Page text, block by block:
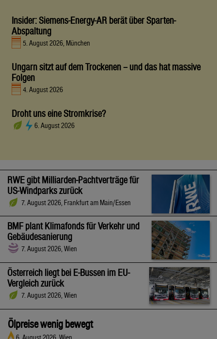
Insider: Siemens-Energy-AR berät über Sparten-
Abspaltung
5. August 2026, München
Ungarn sitzt auf dem Trockenen – und das hat massive
Folgen
4. August 2026
Droht uns eine Stromkrise?
6. August 2026
RWE gibt Milliarden-Pachtverträge für
US-Windparks zurück
7. August 2026, Frankfurt am Main/Essen
BMF plant Klimafonds für Verkehr und
Gebäudesanierung
7. August 2026, Wien
Österreich liegt bei E-Bussen im EU-
Vergleich zurück
7. August 2026, Wien
Ölpreise wenig bewegt